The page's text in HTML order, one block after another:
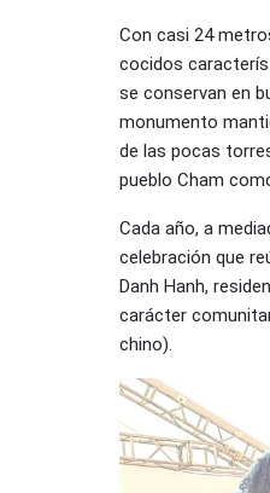
Con casi 24
cocidos
se conservan en
monumento
de las pocas
pueblo Cham
Cada año, a
celebración que
Danh Hanh,
carácter
chino).